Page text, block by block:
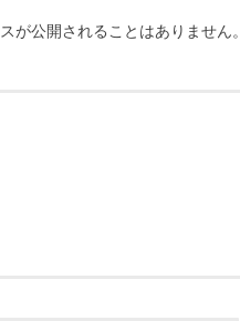
が公開されることはありません。